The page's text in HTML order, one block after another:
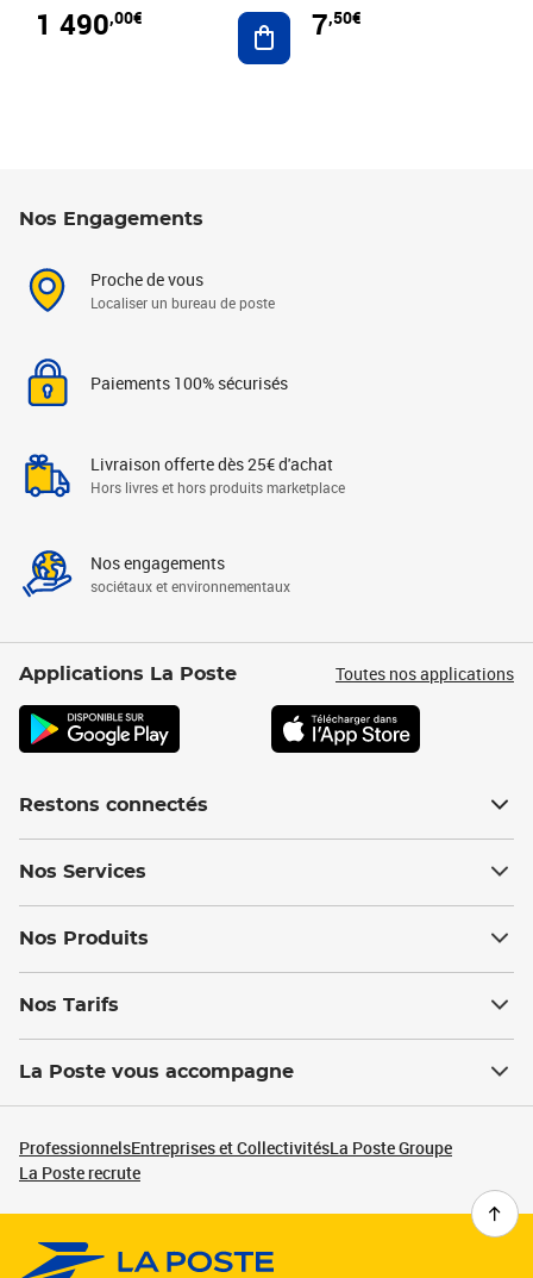
1 490,00€ Ajouter au panier
7,50€
Nos Engagements
Proche de vous
Localiser un bureau de poste
Paiements 100% sécurisés
Livraison offerte dès 25€ d'achat
Hors livres et hors produits marketplace
Nos engagements
sociétaux et environnementaux
Applications La Poste Toutes nos applications
Restons connectés
Nos Services
Nos Produits
Nos Tarifs
La Poste vous accompagne
ProfessionnelsEntreprises et CollectivitésLa Poste Groupe
La Poste recrute